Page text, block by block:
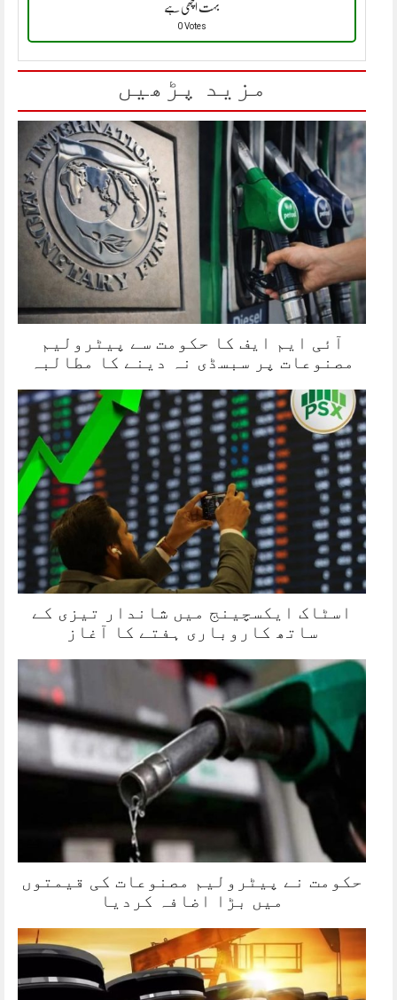
بہت اچھی ہے
0 Votes
مزید پڑھیں
آئی ایم ایف کا حکومت سے پیٹرولیم
مصنوعات پر سبسڈی نہ دینے کا مطالبہ
اسٹاک ایکسچینج میں شاندار تیزی کے
ساتھ کاروباری ہفتے کا آغاز
حکومت نے پیٹرولیم مصنوعات کی قیمتوں
میں بڑا اضافہ کردیا